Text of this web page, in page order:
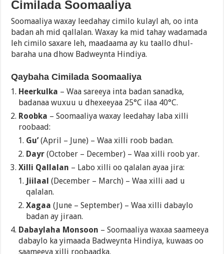
Cimilada Soomaaliya
Soomaaliya waxay leedahay cimilo kulayl ah, oo inta
badan ah mid qallalan. Waxay ka mid tahay wadamada
leh cimilo saxare leh, maadaama ay ku taallo dhul-
baraha una dhow Badweynta Hindiya.
Qaybaha Cimilada Soomaaliya
Heerkulka – Waa sareeya inta badan sanadka,
badanaa wuxuu u dhexeeyaa 25°C ilaa 40°C.
Roobka – Soomaaliya waxay leedahay laba xilli
roobaad:
Gu’(April – June) – Waa xilli roob badan.
Dayr (October – December) – Waa xilli roob yar.
Xilli Qallalan – Labo xilli oo qalalan ayaa jira:
Jiilaal (December – March) – Waa xilli aad u
qalalan.
Xagaa (June – September) – Waa xilli dabaylo
badan ay jiraan.
Dabaylaha Monsoon – Soomaaliya waxaa saameeya
dabaylo ka yimaada Badweynta Hindiya, kuwaas oo
saameeya xilli roobaadka.